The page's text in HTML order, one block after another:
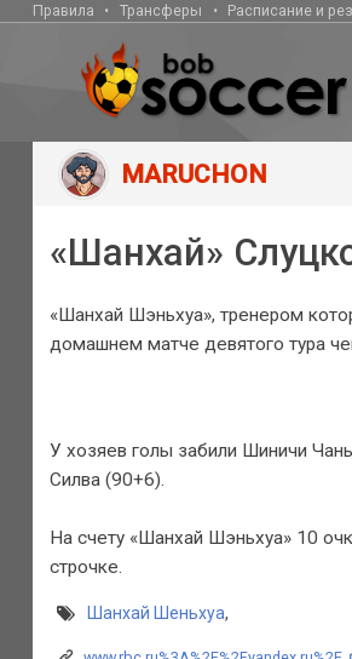
Правила Трансферы Расписание и
MARUCHON
«Шанхай»
«Шанхай Шэньхуа», тренером
домашнем матче девятого тура
У хозяев голы забили Шиничи
Силва (90+6).
На счету «Шанхай Шэньхуа» 10
строчке.
Шанхай Шеньхуа,